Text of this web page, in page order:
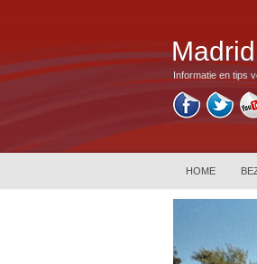
Madrid
Informatie en tips
HOME